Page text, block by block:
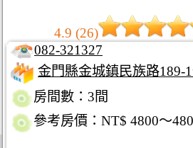
4.9 (26)
082-321327
金門縣金城鎮民族路189-
房間數：3間
參考房價：NT$ 4800～